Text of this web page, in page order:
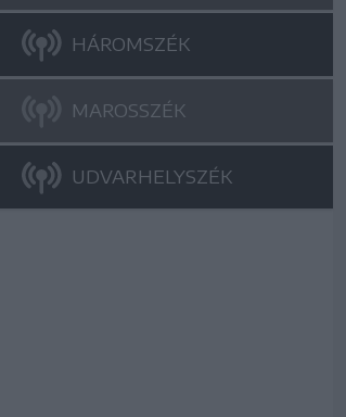
HÁROMSZÉK
MAROSSZÉK
UDVARHELYSZÉK